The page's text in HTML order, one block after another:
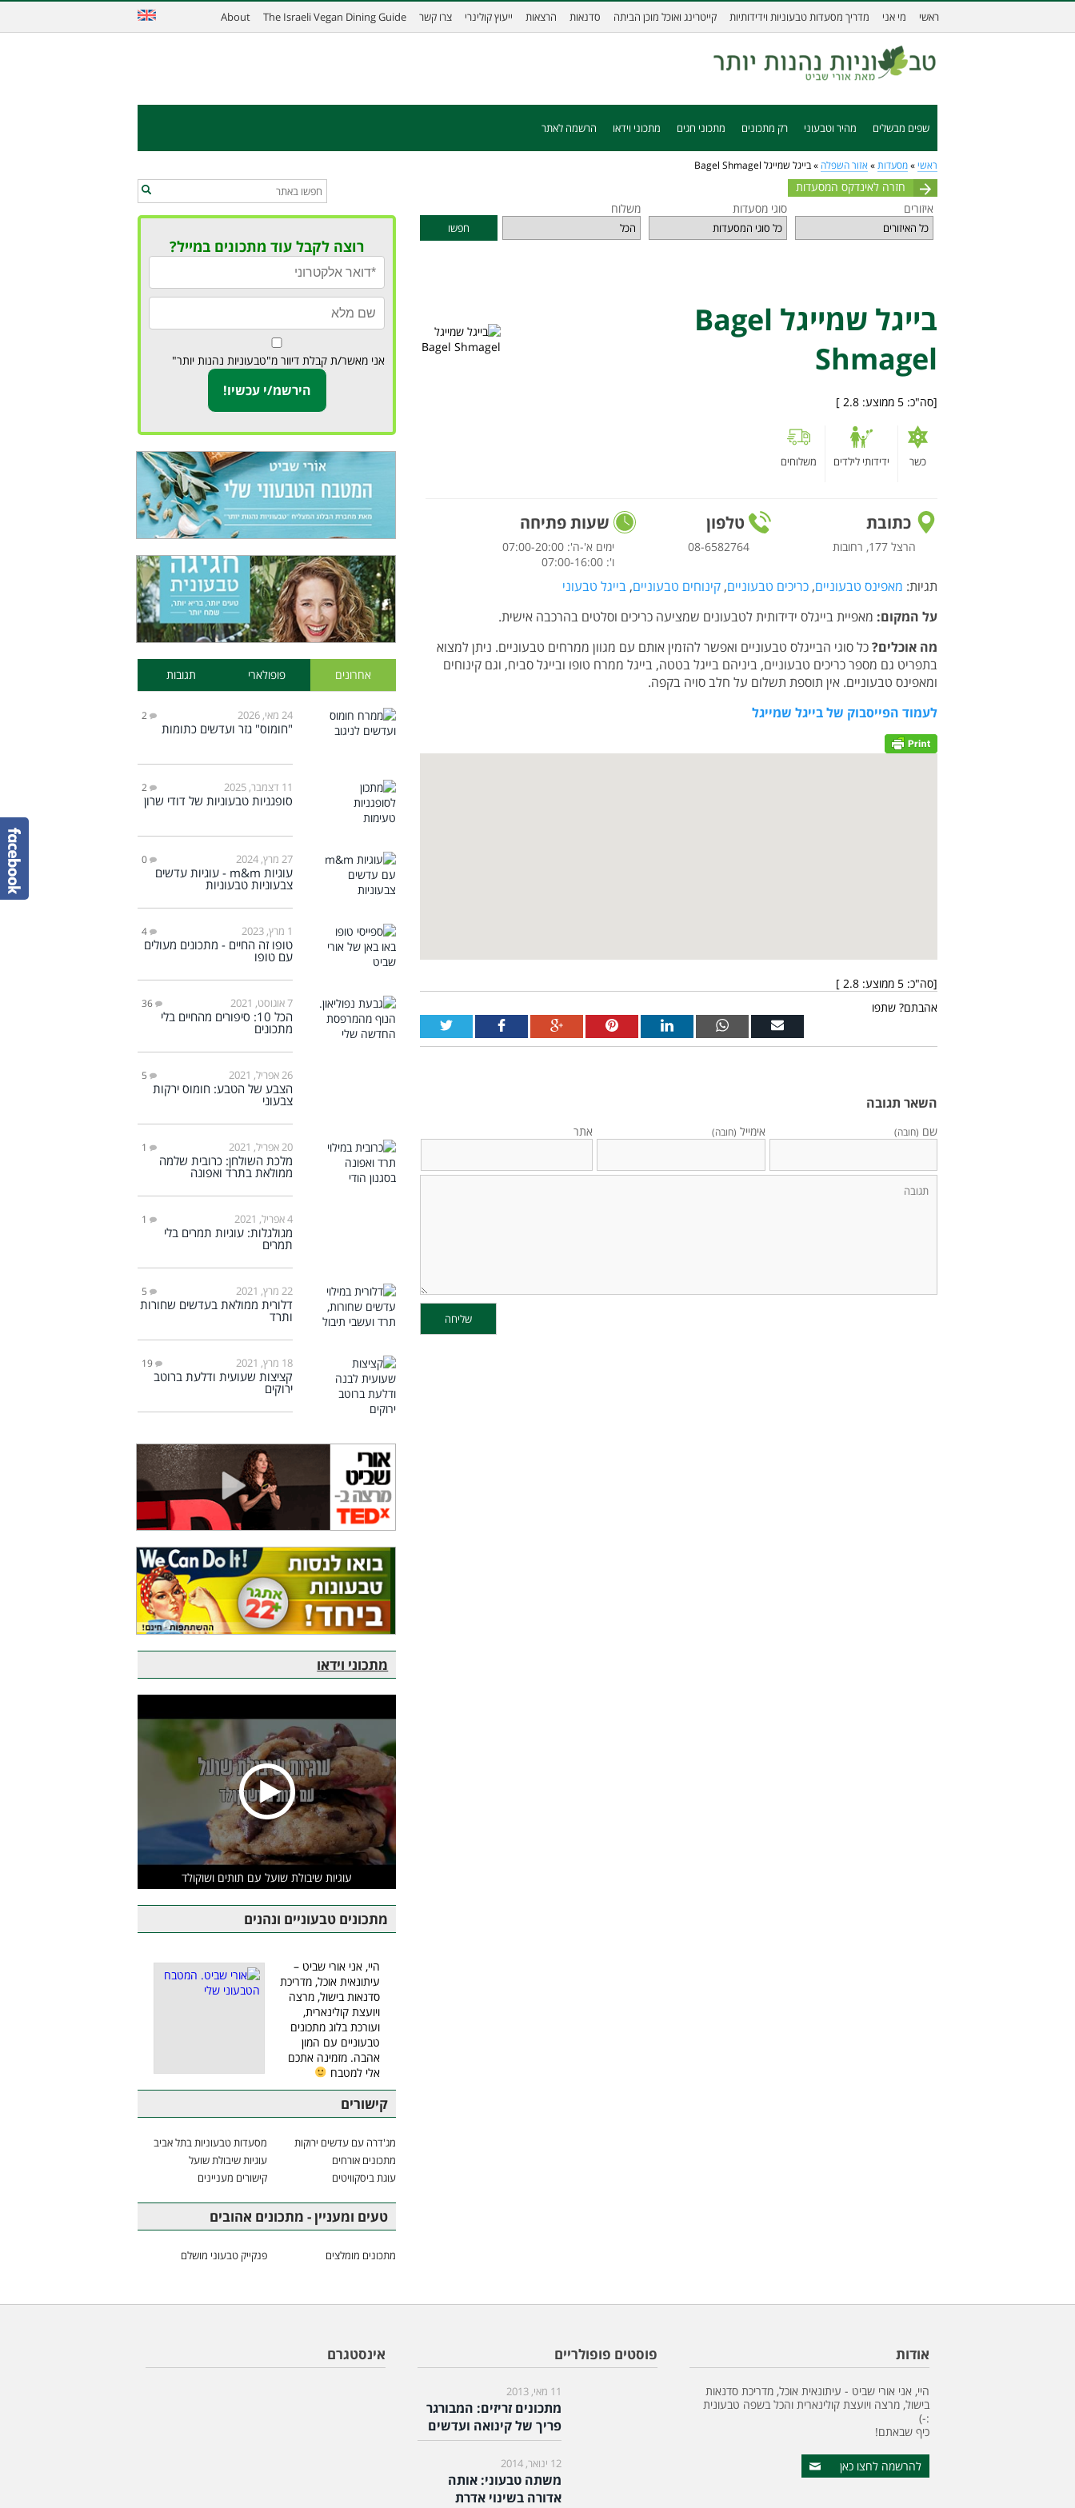
ראשי מי אני מדריך מסעדות טבעוניות וידידותיות קייטרינג ואוכל מוכן הביתה סדנאות הרצאות ייעוץ קולינרי צרו קשר The Israeli Vegan Dining Guide
About
שפים מבשלים מהיר וטבעוני רק מתכונים מתכוני חגים מתכוני וידאו הרשמה לאתר
ראשי » מסעדות » אזור השפלה »בייגל שמייגל Bagel Shmagel
חזרה לאינדקס המסעדות
איזורים
סוגי מסעדות משלוח
חפשו
בייגל שמייגל Bagel
Shmagel
[סה"כ: 5 ממוצע: 2.8
]
כשר ידידותי לילדים משלוחים
כתובת
הרצל 177, רחובות
טלפון
08-6582764‏
שעות פתיחה
ימים א'-ה': 07:00-20:00
ו': 07:00-16:00
תגיות: מאפינס טבעוניים, כריכים טבעוניים, קינוחים טבעוניים, בייגל טבעוני
על המקום: מאפיית בייגלס ידידותית לטבעונים שמציעה כריכים וסלטים בהרכבה אישית.
מה אוכלים?כל סוגי הבייגלס טבעוניים ואפשר להזמין אותם עם מגוון ממרחים טבעוניים. ניתן למצוא
בתפריט גם מספר כריכים טבעוניים, ביניהם בייגל בטטה, בייגל ממרח טופו ובייגל סביח, וגם קינוחים
ומאפינס טבעוניים. אין תוספת תשלום על חלב סויה בקפה.
לעמוד הפייסבוק של בייגל שמייגל
[סה"כ: 5 ממוצע: 2.8
]
אהבתם? שתפו
השאר תגובה
שם (חובה) אימייל (חובה) אתר
רוצה לקבל עוד מתכונים במייל?
אני מאשר/ת קבלת דיוור מ"טבעוניות נהנות יותר"
אחרונים פופולארי תגובות
24 מאי, 2026 2
"חומוס" גזר ועדשים כתומות
11 דצמבר, 2025 2
סופגניות טבעוניות של דודי שרון
27 מרץ, 2024 0
עוגיות m&m - עוגיות עדשים
צבעוניות טבעוניות
1 מרץ, 2023 4
טופו זה החיים - מתכונים מעולים
עם טופו
7 אוגוסט, 2021 36
הכל 10: סיפורים מהחיים בלי
מתכונים
26 אפריל, 2021 5
הצבע של הטבע: חומוס ירקות
צבעוני
20 אפריל, 2021 1
מלכת השולחן: כרובית שלמה
ממולאת בתרד ואפונה
4 אפריל, 2021 1
מגולגלות: עוגיות תמרים בלי
תמרים
22 מרץ, 2021 5
דלורית ממולאת בעדשים שחורות
ותרד
18 מרץ, 2021 19
קציצות שעועית ודלעת ברוטב
ירוקים
מתכוני וידאו
עוגיות שיבולת שועל עם תותים ושוקולד
מתכונים טבעוניים ונהנים
היי, אני אורי שביט –
עיתונאית אוכל, מדריכת
סדנאות בישול, מרצה
ויועצת קולינארית,
ועורכת בלוג מתכונים
טבעוניים עם המון
אהבה. מזמינה אתכם
אלי למטבח
קישורים
מג'דרה עם עדשים ירוקות
מסעדות טבעוניות בתל אביב
מתכונים אורחים
עוגיות שיבולת שועל
עוגת ביסקוויטים
קישורים מעניינים
טעים ומעניין - מתכונים אהובים
מתכונים מומלצים פנקייק טבעוני מושלם
אודות
היי, אני אורי שביט - עיתונאית אוכל, מדריכת סדנאות
בישול, מרצה ויועצת קולינארית והכל בשפה טבעונית
:-)
כיף שבאתם!
להרשמה לחצו כאן
פוסטים פופולריים
11 מאי, 2013
מתכונים זריזים: המבורגר
פריך של קינואה ועדשים
12 ינואר, 2014
משתה טבעוני: אותה
אדורה בשינוי אדרת
אינסטגרם